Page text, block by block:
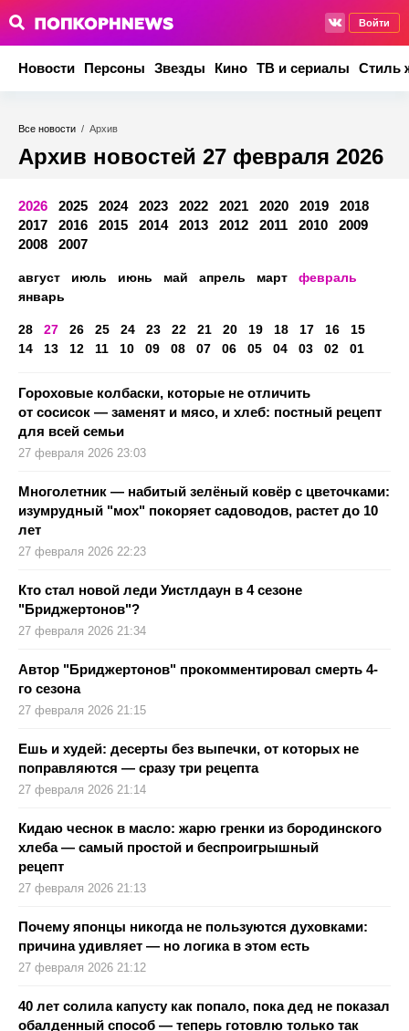
Войти
Новости Персоны Звезды Кино ТВ и сериалы Стиль
Все новости / Архив
Архив новостей 27 февраля 2026
2026 2025 2024 2023 2022 2021 2020 2019
2018
2017
2016 2015 2014 2013 2012 2011 2010
2009
2008
2007
август июль июнь май апрель март
февраль
январь
28 27 26 25 24 23 22 21 20 19 18 17 16
15
14
13 12 11 10 09 08 07 06 05 04 03 02 01
Гороховые колбаски, которые не отличить
от сосисок — заменят и мясо, и хлеб: постный рецепт
для всей семьи
27 февраля 2026 23:03
Многолетник — набитый зелёный ковёр с цветочками:
изумрудный "мох" покоряет садоводов, растет до 10
лет
27 февраля 2026 22:23
Кто стал новой леди Уистлдаун в 4 сезоне
"Бриджертонов"?
27 февраля 2026 21:34
Автор "Бриджертонов" прокомментировал смерть 4-
го сезона
27 февраля 2026 21:15
Ешь и худей: десерты без выпечки, от которых не
поправляются — сразу три рецепта
27 февраля 2026 21:14
Кидаю чеснок в масло: жарю гренки из бородинского
хлеба — самый простой и беспроигрышный
рецепт
27 февраля 2026 21:13
Почему японцы никогда не пользуются духовками:
причина удивляет — но логика в этом есть
27 февраля 2026 21:12
40 лет солила капусту как попало, пока дед не показал
обалденный способ — теперь готовлю только так